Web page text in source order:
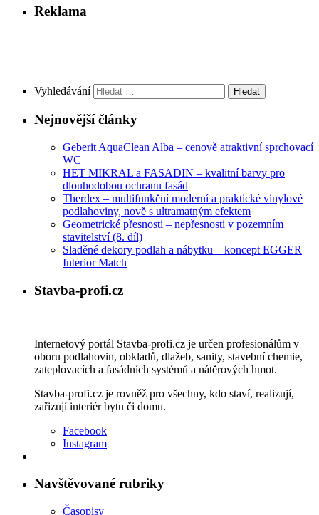
Reklama
Vyhledávání
Nejnovější články
Geberit AquaClean Alba – cenově atraktivní sprchovací
WC
HET MIKRAL a FASADIN – kvalitní barvy pro
dlouhodobou ochranu fasád
Therdex – multifunkční moderní a praktické vinylové
podlahoviny, nově s ultramatným efektem
Geometrické přesnosti – nepřesnosti v pozemním
stavitelství (8. díl)
Sladěné dekory podlah a nábytku – koncept EGGER
Interior Match
Stavba-profi.cz
Internetový portál Stavba-profi.cz je určen profesionálům v
oboru podlahovin, obkladů, dlažeb, sanity, stavební chemie,
zateplovacích a fasádních systémů a nátěrových hmot.
Stavba-profi.cz je rovněž pro všechny, kdo staví, realizují,
zařizují interiér bytu či domu.
Facebook
Instagram
Navštěvované rubriky
Časopisy